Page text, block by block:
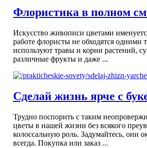
Флористика в полном
Искусство живописи цветами
работе флористы не обходятся одними
используют травы и корни растений,
различные фрукты и даже ...
Сделай жизнь ярче с
Трудно поспорить с таким
цветы в нашей жизни без всякого
колоссальную роль. Задумайтесь, они
всегда. Покупка или заказ ...